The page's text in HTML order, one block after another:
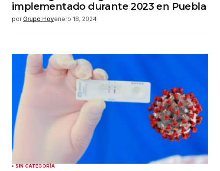
implementado durante 2023 en Puebla
por Grupo Hoyenero 18, 2024
SIN CATEGORÍA